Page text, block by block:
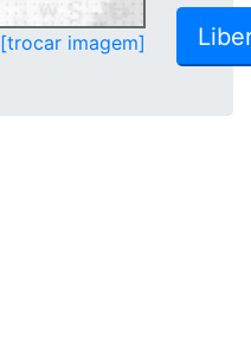
[trocar imagem]